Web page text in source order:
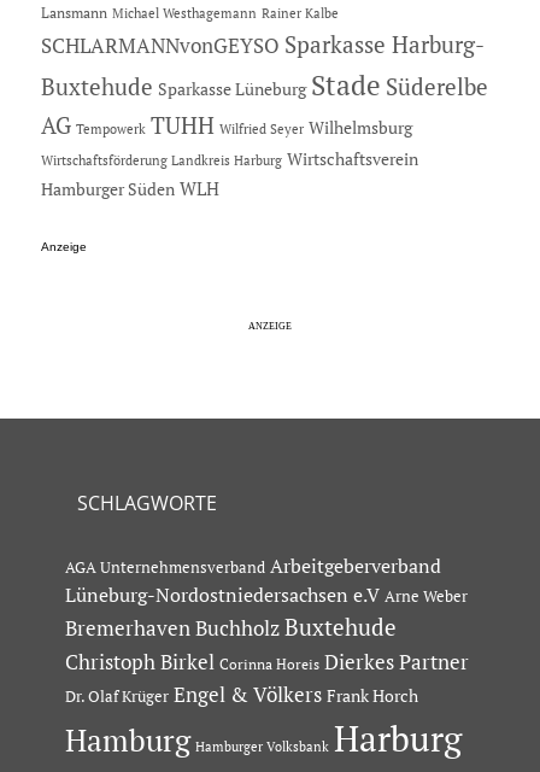
Lansmann Michael Westhagemann Rainer Kalbe
SCHLARMANNvonGEYSO Sparkasse Harburg-
Buxtehude Sparkasse Lüneburg Stade Süderelbe
AG Tempowerk TUHH Wilfried Seyer Wilhelmsburg
Wirtschaftsförderung Landkreis Harburg Wirtschaftsverein
Hamburger Süden WLH
Anzeige
SCHLAGWORTE
AGA Unternehmensverband Arbeitgeberverband
Lüneburg-Nordostniedersachsen e.V Arne Weber
Bremerhaven Buchholz Buxtehude
Christoph Birkel Corinna Horeis Dierkes Partner
Dr. Olaf Krüger Engel & Völkers Frank Horch
Hamburg Hamburger Volksbank Harburg